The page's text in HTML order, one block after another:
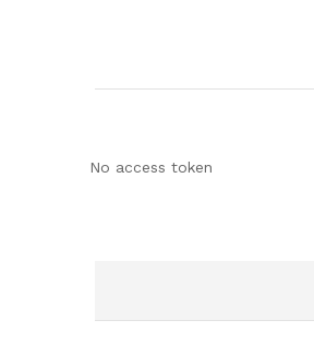
No access token